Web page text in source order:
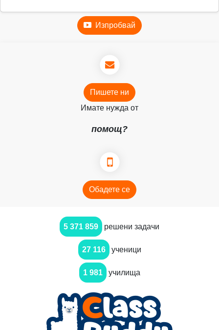
Изпробвай
Пишете ни
Имате нужда от
помощ?
Обадете се
5 371 859 решени задачи
27 116 ученици
1 981 училища